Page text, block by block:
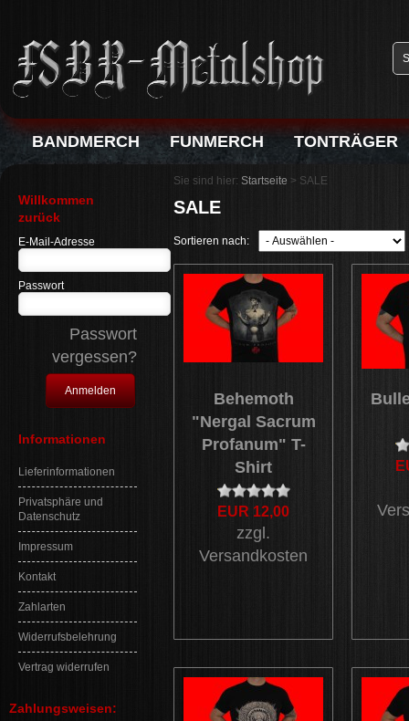
BANDMERCH FUNMERCH TONTRÄGER
Willkommen
zurück
E-Mail-Adresse
Passwort
Passwort
vergessen?
Informationen
Lieferinformationen
Privatsphäre und
Datenschutz
Impressum
Kontakt
Zahlarten
Widerrufsbelehrung
Vertrag widerrufen
Zahlungsweisen:
Sie sind hier: Startseite > SALE
SALE
Sortieren nach:
Behemoth
"Nergal Sacrum
Profanum" T-
Shirt
EUR 12,00
zzgl.
Versandkosten